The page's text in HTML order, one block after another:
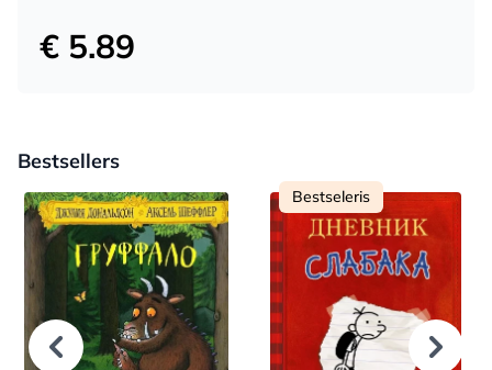
€ 5.89
Bestsellers
Bestseleris